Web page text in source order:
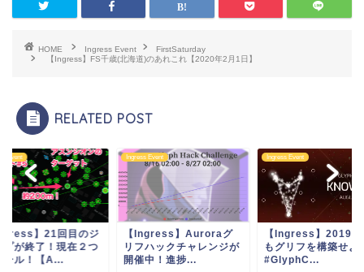
HOME Ingress Event
FirstSaturday
【Ingress】FS千歳(北海道)のあれこれ【2020年2月1日】
RELATED POST
Event
】Auroraグ
ハックチャレンジが
中！進捗...
Ingress Event
【Ingress】2019年8月
もグリフを構築せよ！
#GlyphC...
Ingress Event
【Ingress】21回
ャンプが終了！現
がゴール！【A...